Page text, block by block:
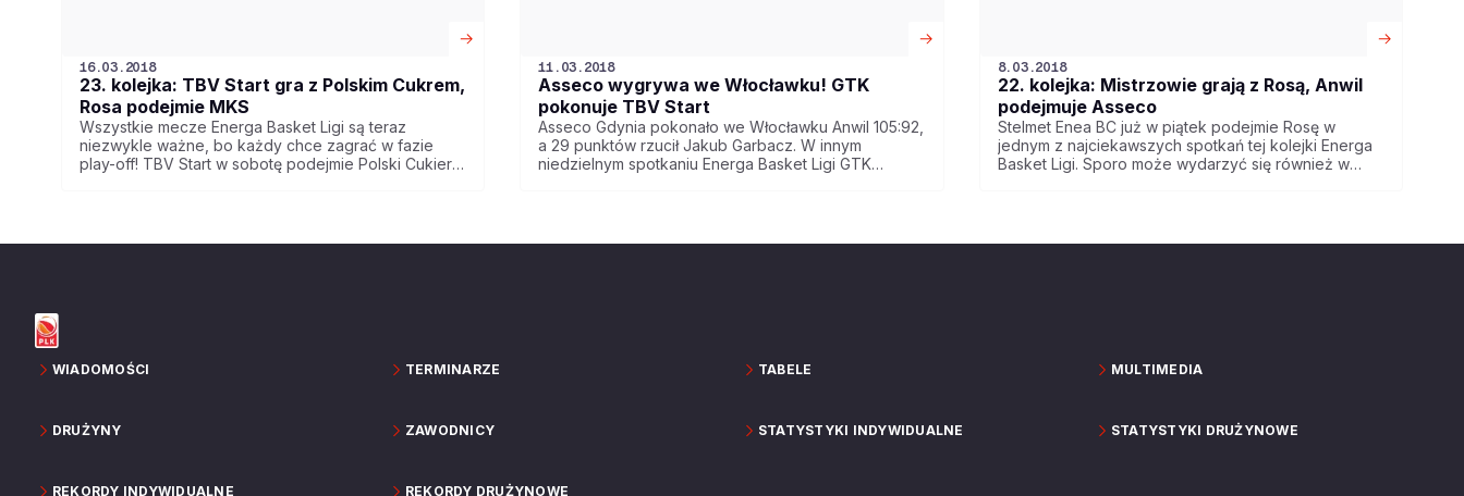
16.03.2018
23. kolejka: TBV Start gra z Polskim Cukrem,
Rosa podejmie MKS
Wszystkie mecze Energa Basket Ligi są teraz
niezwykle ważne, bo każdy chce zagrać w fazie
play-off! TBV Start w sobotę podejmie Polski Cukier,
11.03.2018
Asseco wygrywa we Włocławku! GTK
pokonuje TBV Start
Asseco Gdynia pokonało we Włocławku Anwil 105:92,
a 29 punktów rzucił Jakub Garbacz. W innym
niedzielnym spotkaniu Energa Basket Ligi GTK
8.03.2018
22. kolejka: Mistrzowie grają z Rosą, Anwil
podejmuje Asseco
Stelmet Enea BC już w piątek podejmie Rosę w
jednym z najciekawszych spotkań tej kolejki Energa
Basket Ligi. Sporo może wydarzyć się również w
WIADOMOŚCI TERMINARZE TABELE MULTIMEDIA
DRUŻYNY ZAWODNICY STATYSTYKI INDYWIDUALNE STATYSTYKI DRUŻYNOWE
REKORDY INDYWIDUALNE REKORDY DRUŻYNOWE